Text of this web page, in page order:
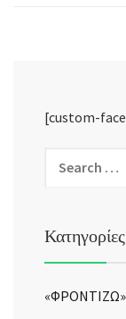
[custom-
Κατηγορίες
«ΦΡΟΝΤΙΖΩ»